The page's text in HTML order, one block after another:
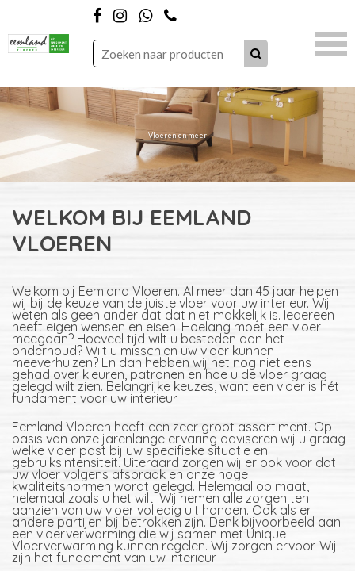
Vloeren en meer
WELKOM BIJ EEMLAND
VLOEREN
Welkom bij Eemland Vloeren. Al meer dan 45 jaar helpen
wij bij de keuze van de juiste vloer voor uw interieur. Wij
weten als geen ander dat dat niet makkelijk is. Iedereen
heeft eigen wensen en eisen. Hoelang moet een vloer
meegaan? Hoeveel tijd wilt u besteden aan het
onderhoud? Wilt u misschien uw vloer kunnen
meeverhuizen? En dan hebben wij het nog niet eens
gehad over kleuren, patronen en hoe u de vloer graag
gelegd wilt zien. Belangrijke keuzes, want een vloer is hét
fundament voor uw interieur.
Eemland Vloeren heeft een zeer groot assortiment. Op
basis van onze jarenlange ervaring adviseren wij u graag
welke vloer past bij uw specifieke situatie en
gebruiksintensiteit. Uiteraard zorgen wij er ook voor dat
uw vloer volgens afspraak en onze hoge
kwaliteitsnormen wordt gelegd. Helemaal op maat,
helemaal zoals u het wilt. Wij nemen alle zorgen ten
aanzien van uw vloer volledig uit handen. Ook als er
andere partijen bij betrokken zijn. Denk bijvoorbeeld aan
een vloerverwarming die wij samen met Unique
Vloerverwarming kunnen regelen. Wij zorgen ervoor. Wij
zijn het fundament van uw interieur.